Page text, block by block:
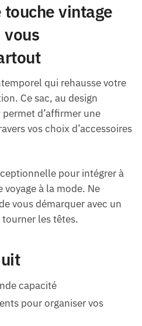
vintage
vous
qui rehausse votre
Ce sac, au design
d’affirmer une
vos choix d’accessoires
pour intégrer à
à la mode. Ne
vous démarquer avec un
les têtes.
capacité
pour organiser vos